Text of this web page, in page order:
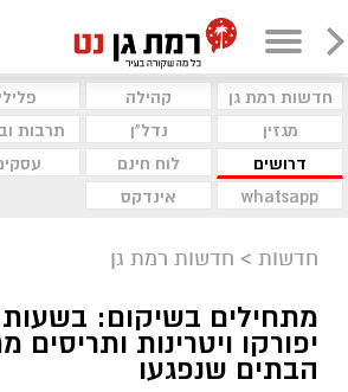
חדשות רמת גן קהילה פלילי
מגזין
נדל"ן תרבות
דרושים
לוח חינם
whatsapp
אינדקס
חדשות > חדשות רמת גן
מתחילים בשיקום:
יפורקו ויטרינות ותריסים
הבתים שנפגעו